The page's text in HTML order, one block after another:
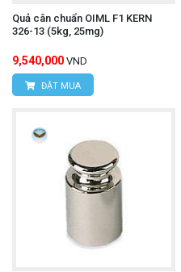
Quả cân chuẩn OIML F1 KERN
326-13 (5kg, 25mg)
9,540,000 VND
ĐẶT MUA